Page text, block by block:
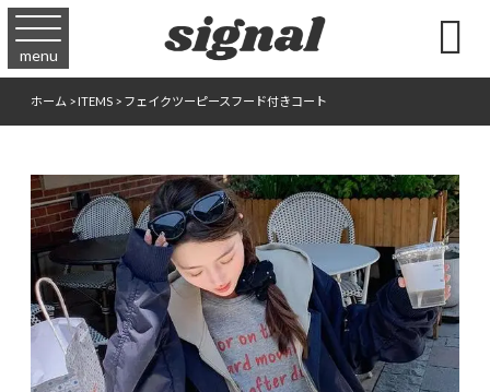
menu 
ホーム>ITEMS>フェイクツーピースフード付きコート